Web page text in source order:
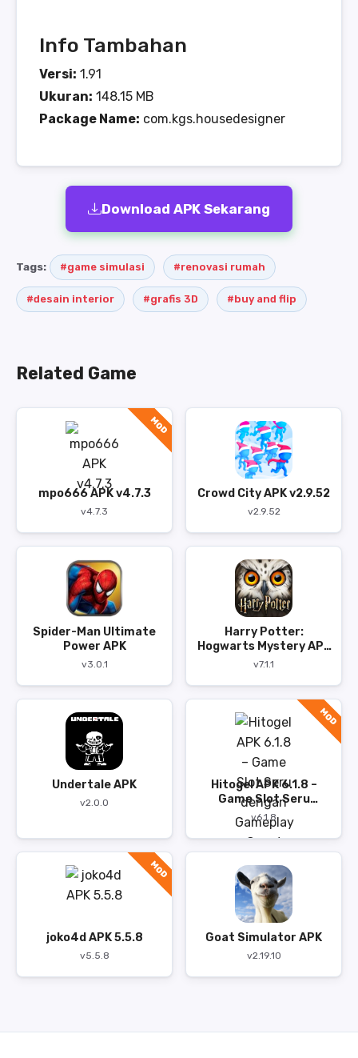
Info Tambahan
Versi: 1.91
Ukuran: 148.15 MB
Package Name: com.kgs.housedesigner
Download APK Sekarang
Tags: #game simulasi #renovasi rumah
#desain interior #grafis 3D #buy and flip
Related Game
MOD
mpo666 APK v4.7.3
v4.7.3
Crowd City APK v2.9.52
v2.9.52
Spider-Man Ultimate
Power APK
v3.0.1
Harry Potter:
Hogwarts Mystery APK
v7.1.1
v7.1.1
Undertale APK
v2.0.0
MOD
Hitogel APK 6.1.8 –
Game Slot Seru
dengan Gameplay
Cepat
v6.1.8
MOD
joko4d APK 5.5.8
v5.5.8
Goat Simulator APK
v2.19.10